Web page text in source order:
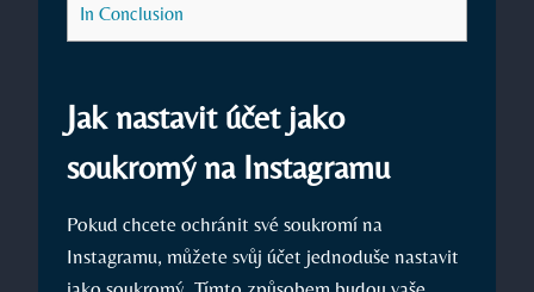
In Conclusion
Jak nastavit účet jako
soukromý na Instagramu
Pokud chcete ochránit své soukromí na
Instagramu, můžete svůj účet jednoduše nastavit